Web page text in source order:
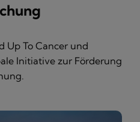
Up To Cancer und
Initiative zur Förderung